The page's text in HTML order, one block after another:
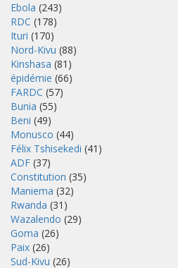
Ebola (243)
RDC (178)
Ituri (170)
Nord-Kivu (88)
Kinshasa (81)
épidémie (66)
FARDC (57)
Bunia (55)
Beni (49)
Monusco (44)
Félix Tshisekedi (41)
ADF (37)
Constitution (35)
Maniema (32)
Rwanda (31)
Wazalendo (29)
Goma (26)
Paix (26)
Sud-Kivu (26)